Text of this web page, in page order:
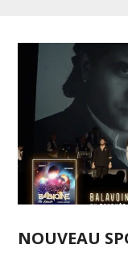
NOUVEAU